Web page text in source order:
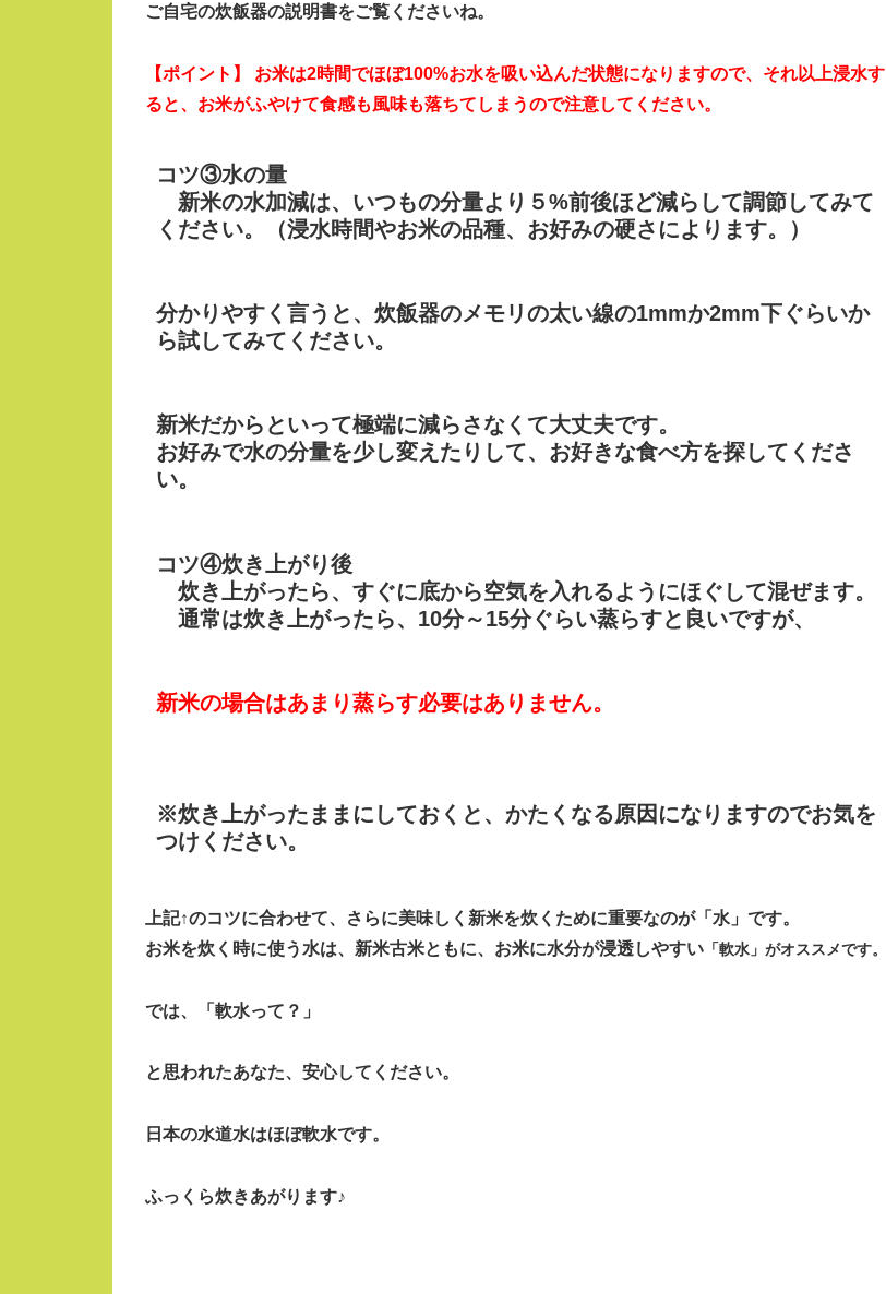
ご自宅の炊飯器の説明書をご覧くださいね。
【ポイント】
お米は2時間でほぼ100%お水を吸い込んだ状態になりますので、それ以上浸水す
ると、お米がふやけて食感も風味も落ちてしまうので注意してください。
コツ③水の量
新米の水加減は、いつもの分量より５%前後ほど減らして調節してみて
ください。（浸水時間やお米の品種、お好みの硬さによります。）
分かりやすく言うと、炊飯器のメモリの太い線の1mmか2mm下ぐらいか
ら試してみてください。
新米だからといって極端に減らさなくて大丈夫です。
お好みで水の分量を少し変えたりして、お好きな食べ方を探してくださ
い。
コツ④炊き上がり後
炊き上がったら、すぐに底から空気を入れるようにほぐして混ぜます。
通常は炊き上がったら、10分～15分ぐらい蒸らすと良いですが、
新米の場合はあまり蒸らす必要はありません。
※炊き上がったままにしておくと、かたくなる原因になりますのでお気を
つけください。
上記↑のコツに合わせて、さらに美味しく新米を炊くために重要なのが「水」 です。
お米を炊く時に使う水は、新米古米ともに、お米に水分が浸透しやすい 「軟水」 がオススメです。
では、「 軟水って？」
と思われたあなた、安心してください。
日本の水道水はほぼ軟水です。
ふっくら炊きあがります♪